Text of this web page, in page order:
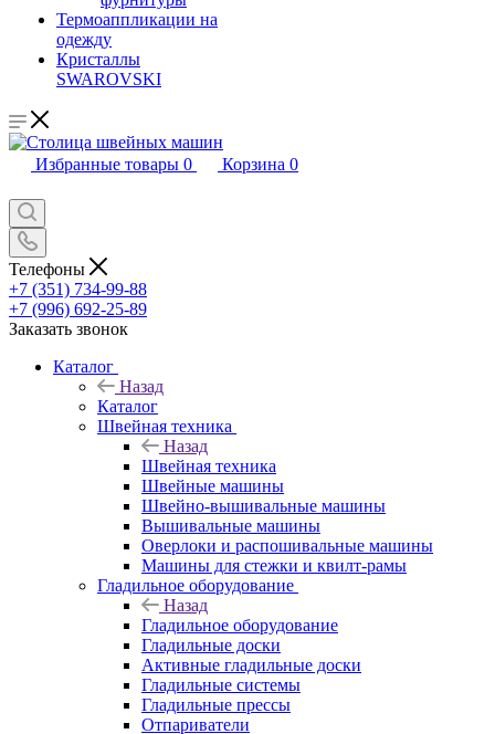
Термоаппликации на
одежду
Кристаллы
SWAROVSKI
Избранные товары 0 Корзина 0
Телефоны
+7 (351) 734-99-88
+7 (996) 692-25-89
Заказать звонок
Каталог
Назад
Каталог
Швейная техника
Назад
Швейная техника
Швейные машины
Швейно-вышивальные машины
Вышивальные машины
Оверлоки и распошивальные машины
Машины для стежки и квилт-рамы
Гладильное оборудование
Назад
Гладильное оборудование
Гладильные доски
Активные гладильные доски
Гладильные системы
Гладильные прессы
Отпариватели